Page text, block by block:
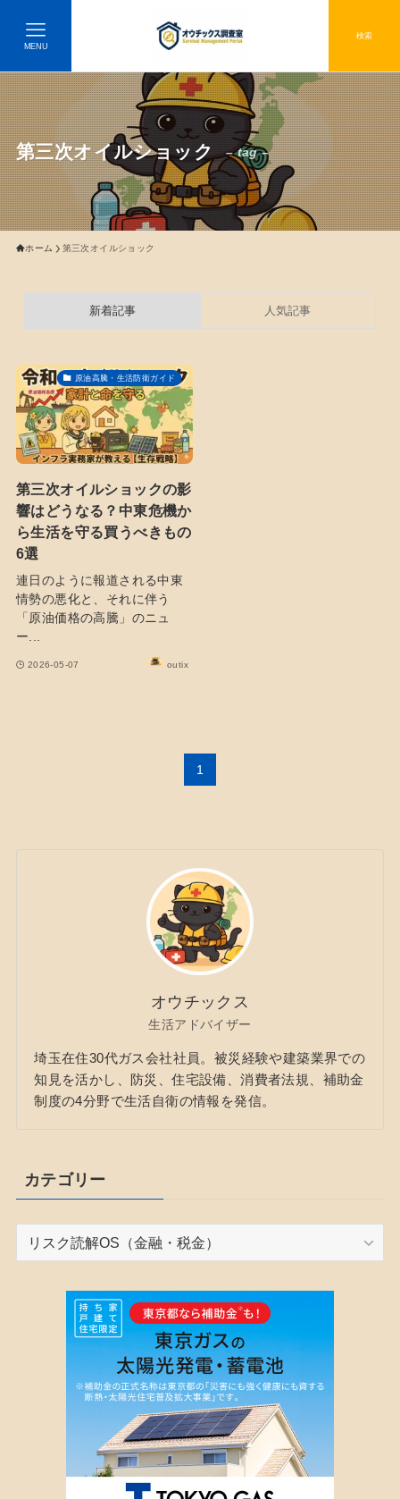
検索
MENU
第三次オイルショック – tag –
ホーム 第三次オイルショック
新着記事 人気記事
原油高騰・生活防衛ガイド
第三次オイルショックの影
響はどうなる？中東危機か
ら生活を守る買うべきもの
6選
連日のように報道される中東
情勢の悪化と、それに伴う
「原油価格の高騰」のニュ
ー...
2026-05-07 outix
1
オウチックス
生活アドバイザー
埼玉在住30代ガス会社社員。被災経験や建築業界での
知見を活かし、防災、住宅設備、消費者法規、補助金
制度の4分野で生活自衛の情報を発信。
カテゴリー